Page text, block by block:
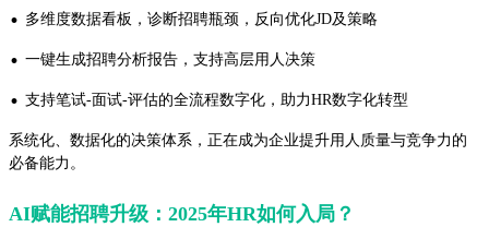
· 多维度数据看板，诊断招聘瓶颈，反向优化JD及策略
· 一键生成招聘分析报告，支持高层用人决策
· 支持笔试-面试-评估的全流程数字化，助力HR数字化转型
系统化、数据化的决策体系，正在成为企业提升用人质量与竞争力的
必备能力。
AI赋能招聘升级：2025年HR如何入局？